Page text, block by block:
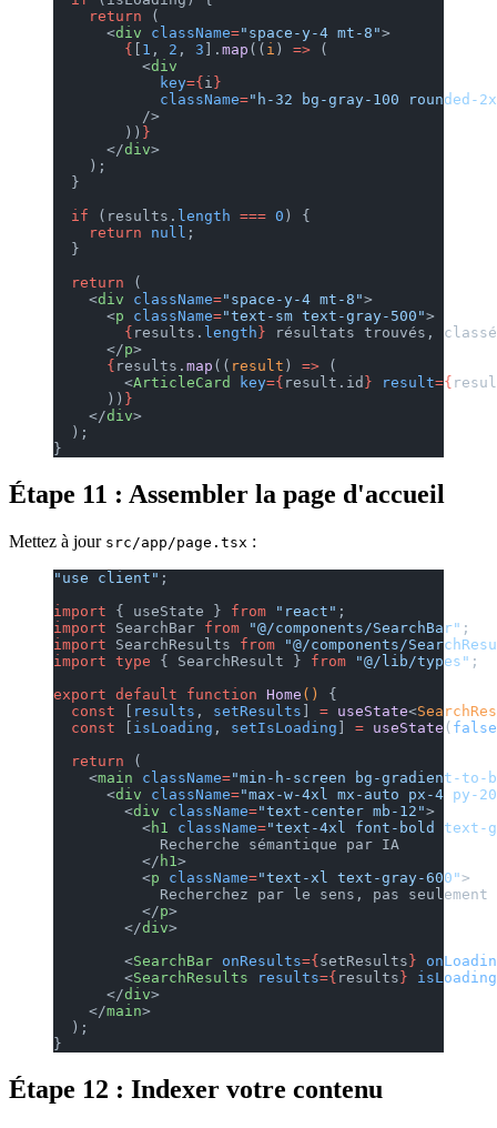
    return
(
      <
div className="space-y-4 mt-8">
        {
1 , 2 , 3 ]. map (( i ) => (
          <
div
            key
={ i }
            className
="h-32 bg-gray-100 rounded-
          />
        ))
}
      </
div>
    );
  }
  if
(results. length === 0 ) {
    return
null ;
  }
  return
(
    <
div className="space-y-4 mt-8">
      <
p className="text-sm text-gray-500">
        {
results. length } résultats trouvés,
      </
p>
      {
results. map (( result ) => (
        <
ArticleCard key={ result.id } result={
      ))
}
    </
div>
  );
}
Étape 11 : Assembler la page d'accueil
Mettez à jour src/app/page.tsx :
"use client" ;
import { useState } from "react" ;
import SearchBar from "@/components/SearchBar" ;
import SearchResults from "@/components/
import type { SearchResult } from "@/lib/types" ;
export default function Home () {
  const
results , setResults = useState<
  const
isLoading , setIsLoading = useState ( false
  return
(
    <
main className="min-h-screen bg-gradient-
      <
div className="max-w-4xl mx-auto px-4 py-
        <
div className="text-center mb-12">
          <
h1 className="text-4xl font-bold text-
            Recherche sémantique par IA
          </
h1 >
          <
p className="text-xl text-gray-600">
Recherchez par le sens, pas seulement
          </
p>
        </
div>
        <
SearchBar onResults={ setResults }
        <
SearchResults results={ results } isLoading
      </
div>
    </
main>
  );
}
Étape 12 : Indexer votre contenu